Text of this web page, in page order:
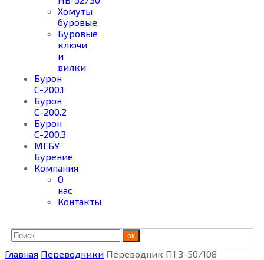
Хомуты
буровые
Буровые
ключи
и
вилки
Бурон
С-200.1
Бурон
С-200.2
Бурон
С-200.3
МГБУ
Бурение
Компания
О
нас
Контакты
ок
Главная Переводники Переводник П1 З-50/108